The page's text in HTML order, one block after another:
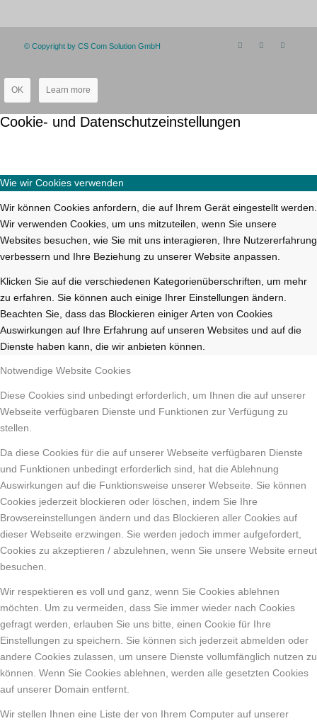
© Copyright by CS Com Solution GmbH
OK Learn more
Cookie- und Datenschutzeinstellungen
Wie wir Cookies verwenden
Wir können Cookies anfordern, die auf Ihrem Gerät eingestellt werden.
Wir verwenden Cookies, um uns mitzuteilen, wenn Sie unsere
Websites besuchen, wie Sie mit uns interagieren, Ihre Nutzererfahrung
verbessern und Ihre Beziehung zu unserer Website anpassen.
Klicken Sie auf die verschiedenen Kategorienüberschriften, um mehr
zu erfahren. Sie können auch einige Ihrer Einstellungen ändern.
Beachten Sie, dass das Blockieren einiger Arten von Cookies
Auswirkungen auf Ihre Erfahrung auf unseren Websites und auf die
Dienste haben kann, die wir anbieten können.
Notwendige Website Cookies
Diese Cookies sind unbedingt erforderlich, um Ihnen die auf unserer
Webseite verfügbaren Dienste und Funktionen zur Verfügung zu
stellen.
Da diese Cookies für die auf unserer Webseite verfügbaren Dienste
und Funktionen unbedingt erforderlich sind, hat die Ablehnung
Auswirkungen auf die Funktionsweise unserer Webseite. Sie können
Cookies jederzeit blockieren oder löschen, indem Sie Ihre
Browsereinstellungen ändern und das Blockieren aller Cookies auf
dieser Webseite erzwingen. Sie werden jedoch immer aufgefordert,
Cookies zu akzeptieren / abzulehnen, wenn Sie unsere Website erneut
besuchen.
Wir respektieren es voll und ganz, wenn Sie Cookies ablehnen
möchten. Um zu vermeiden, dass Sie immer wieder nach Cookies
gefragt werden, erlauben Sie uns bitte, einen Cookie für Ihre
Einstellungen zu speichern. Sie können sich jederzeit abmelden oder
andere Cookies zulassen, um unsere Dienste vollumfänglich nutzen zu
können. Wenn Sie Cookies ablehnen, werden alle gesetzten Cookies
auf unserer Domain entfernt.
Wir stellen Ihnen eine Liste der von Ihrem Computer auf unserer